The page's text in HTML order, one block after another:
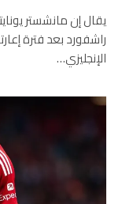
يقال إن مانشستر
راشفورد بعد فترة
الإنجليزي…